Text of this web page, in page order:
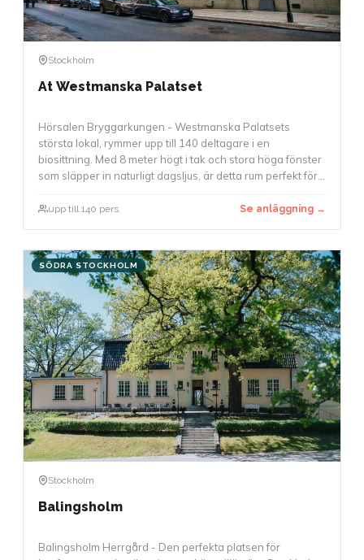
Stockholm
At Westmanska Palatset
Hörsalen Bryggarkungen - Westmanska Palatsets
största lokal, rymmer upp till 140 deltagare i en
biosittning. Med 8 meter högt i tak och stora höga fönster
som släpper in naturligt dagsljus, är detta rum perfekt för
paneldebatter. Den exceptionella akustiken möjliggör
upp till 140 pers. Se anläggning →
SÖDRA STOCKHOLM
Stockholm
Balingsholm
Balingsholm Herrgård - Den perfekta platsen för